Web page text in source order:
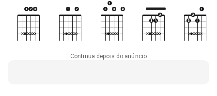
Continua depois do anúncio